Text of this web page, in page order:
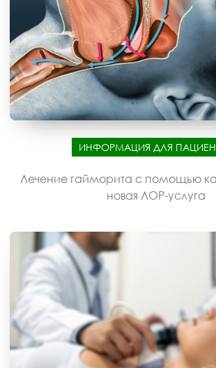
ИНФОРМАЦИЯ ДЛЯ
Лечение гайморита с помощью
новая ЛОР-услуга